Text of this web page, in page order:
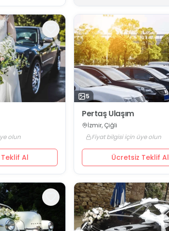
olun
Al
5
Pertaş Ulaşım
İzmir, Çiğli
Fiyat bilgisi için üye olun
Ücretsiz Teklif Al